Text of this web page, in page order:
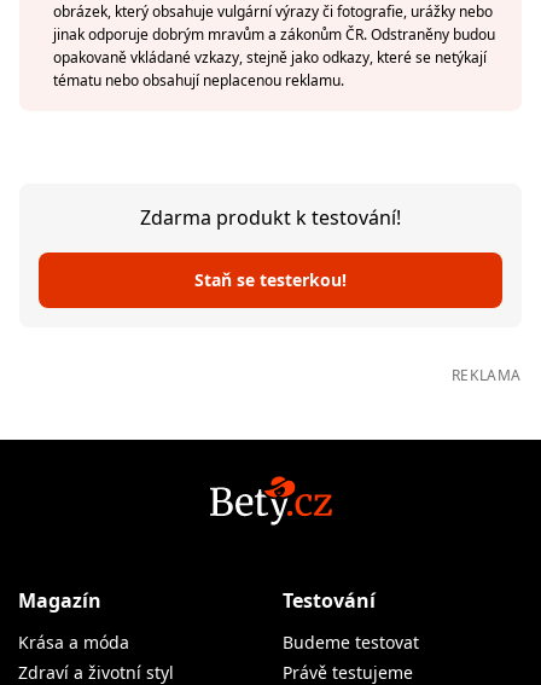
obrázek, který obsahuje vulgární výrazy či fotografie, urážky nebo
jinak odporuje dobrým mravům a zákonům ČR. Odstraněny budou
opakovaně vkládané vzkazy, stejně jako odkazy, které se netýkají
tématu nebo obsahují neplacenou reklamu.
Zdarma produkt k testování!
Staň se testerkou!
REKLAMA
Magazín
Krása a móda
Zdraví a životní styl
Testování
Budeme testovat
Právě testujeme